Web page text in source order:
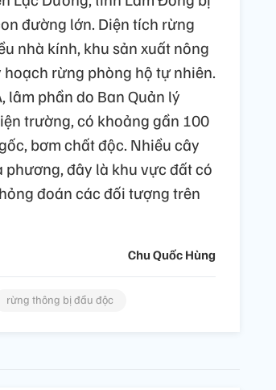
đường lớn. Diện tích rừng
nhà kính, khu sản xuất nông
rừng phòng hộ tự nhiên.
lâm phần do Ban Quản lý
trường, có khoảng gần 100
bơm chất độc. Nhiều cây
đây là khu vực đất có
đoán các đối tượng trên
Chu Quốc Hùng
rừng thông bị đầu độc